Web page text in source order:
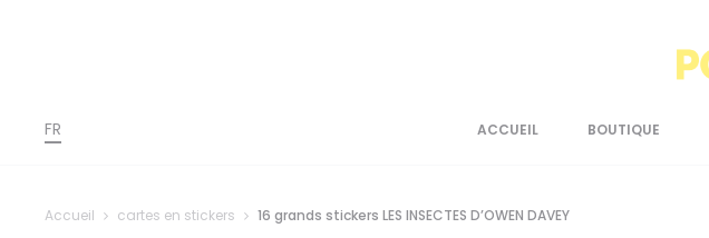
FR ACCUEIL BOUTIQUE
Accueil cartes en stickers 16 grands stickers LES INSECTES D’OWEN DAVEY